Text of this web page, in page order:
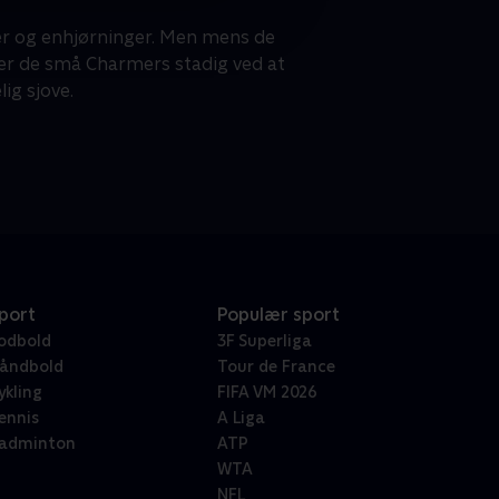
og enhjørninger. Men mens de
de små Charmers stadig ved at
sjove.
Populær sport
3F Superliga
Tour de France
FIFA VM 2026
A Liga
ATP
WTA
NFL